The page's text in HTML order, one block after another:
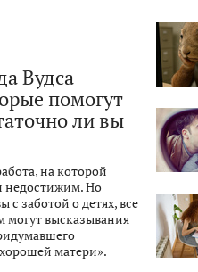
Вудса
помогут
ли вы
на которой
недостижим. Но
с заботой о детях, все
высказывания
матери».